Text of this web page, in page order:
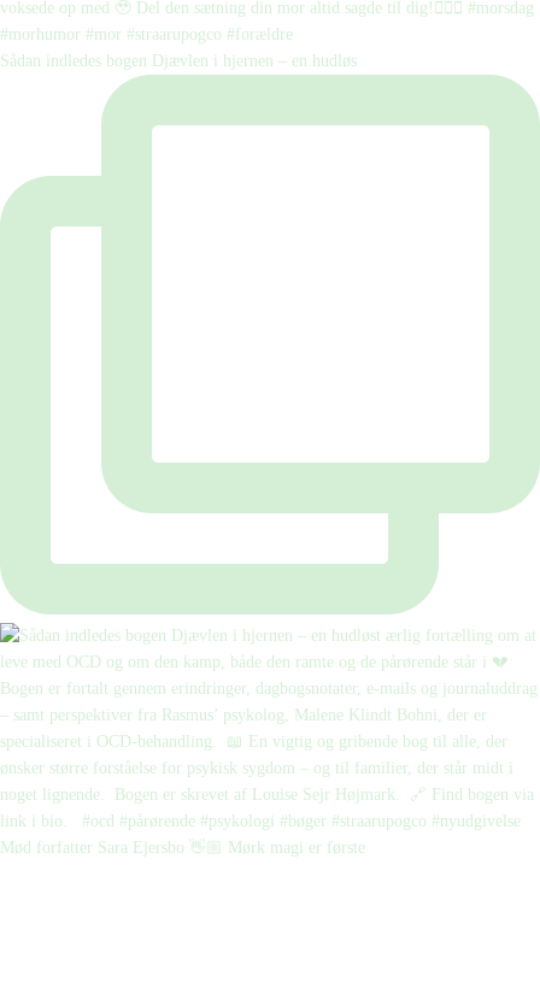
Sådan indledes bogen Djævlen i hjernen – en hudløs
Mød forfatter Sara Ejersbo 👋🏼 Mørk magi er første